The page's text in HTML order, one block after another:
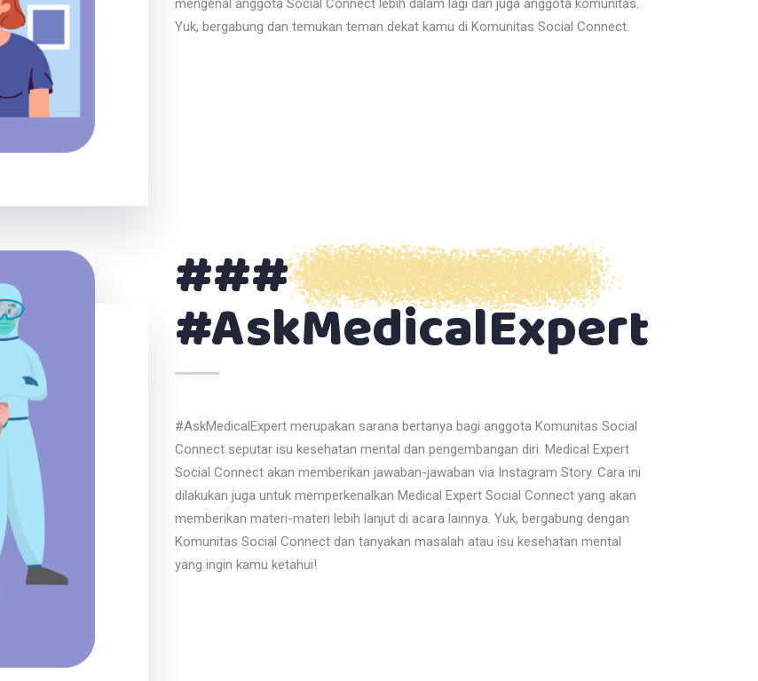
mengenal anggota Social Connect lebih dalam lagi dan juga anggota komunitas.
Yuk, bergabung dan temukan teman dekat kamu di Komunitas Social Connect.
###
#AskMedicalExpert
#AskMedicalExpert merupakan sarana bertanya bagi anggota Komunitas Social
Connect seputar isu kesehatan mental dan pengembangan diri. Medical Expert
Social Connect akan memberikan jawaban-jawaban via Instagram Story. Cara ini
dilakukan juga untuk memperkenalkan Medical Expert Social Connect yang akan
memberikan materi-materi lebih lanjut di acara lainnya. Yuk, bergabung dengan
Komunitas Social Connect dan tanyakan masalah atau isu kesehatan mental
yang ingin kamu ketahui!